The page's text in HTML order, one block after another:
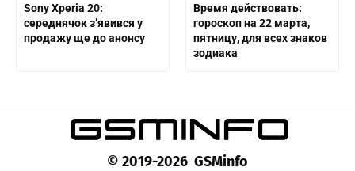
Sony Xperia 20:
середнячок з’явився у
продажу ще до анонсу
Время действовать:
гороскоп на 22 марта,
пятницу, для всех знаков
зодиака
© 2019-2026 GSMinfo